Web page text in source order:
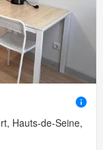
Hauts-de-Seine,